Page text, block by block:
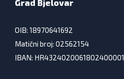
Grad Bjelovar
OIB: 18970641692
Matični broj: 02562154
IBAN: HR4324020061802400001